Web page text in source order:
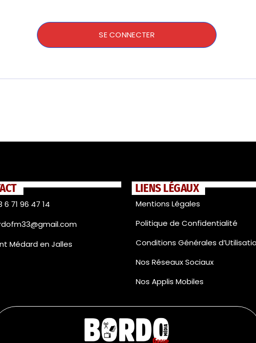
SE CONNECTER
6 71 96 47 14
Médard en Jalles
LIENS LÉGAUX
Mentions Légales
Politique de Confidentialité
Conditions Générales
Nos Réseaux Sociaux
Nos Applis Mobiles